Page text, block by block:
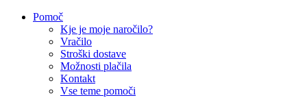
Pomoč
Kje je moje naročilo?
Vračilo
Stroški dostave
Možnosti plačila
Kontakt
Vse teme pomoči